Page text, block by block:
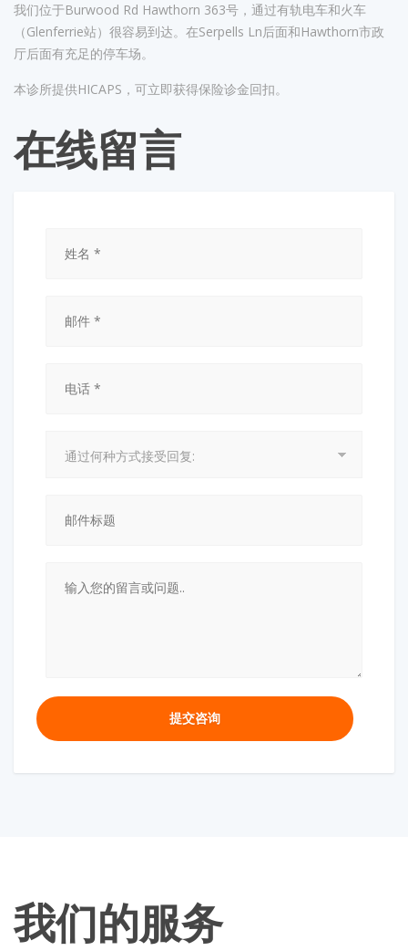
我们位于Burwood Rd Hawthorn 363号，通过有轨电车和火车
（Glenferrie站）很容易到达。在Serpells Ln后面和Hawthorn市政
厅后面有充足的停车场。
本诊所提供HICAPS，可立即获得保险诊金回扣。
在线留言
我们的服务